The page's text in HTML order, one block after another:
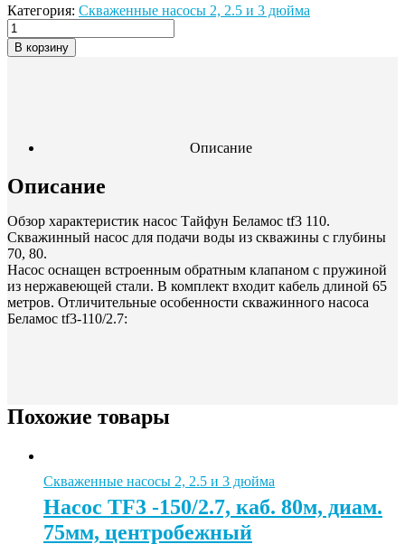
Категория: Скваженные насосы 2, 2.5 и 3 дюйма
В корзину
Описание
Описание
Обзор характеристик насос Тайфун Беламос tf3 110.
Скважинный насос для подачи воды из скважины с глубины
70, 80.
Насос оснащен встроенным обратным клапаном с пружиной
из нержавеющей стали. В комплект входит кабель длиной 65
метров. Отличительные особенности скважинного насоса
Беламос tf3-110/2.7:
Похожие товары
Скваженные насосы 2, 2.5 и 3 дюйма
Насос TF3 -150/2.7, каб. 80м, диам.
75мм, центробежный